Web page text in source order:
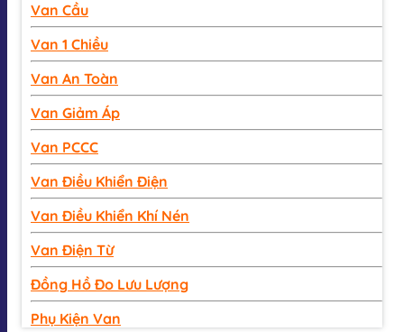
Van Cầu
Van 1 Chiều
Van An Toàn
Van Giảm Áp
Van PCCC
Van Điều Khiển Điện
Van Điều Khiển Khí Nén
Van Điện Từ
Đồng Hồ Đo Lưu Lượng
Phụ Kiện Van